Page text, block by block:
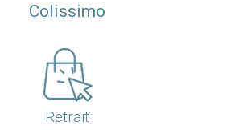
Colissimo
Retrait